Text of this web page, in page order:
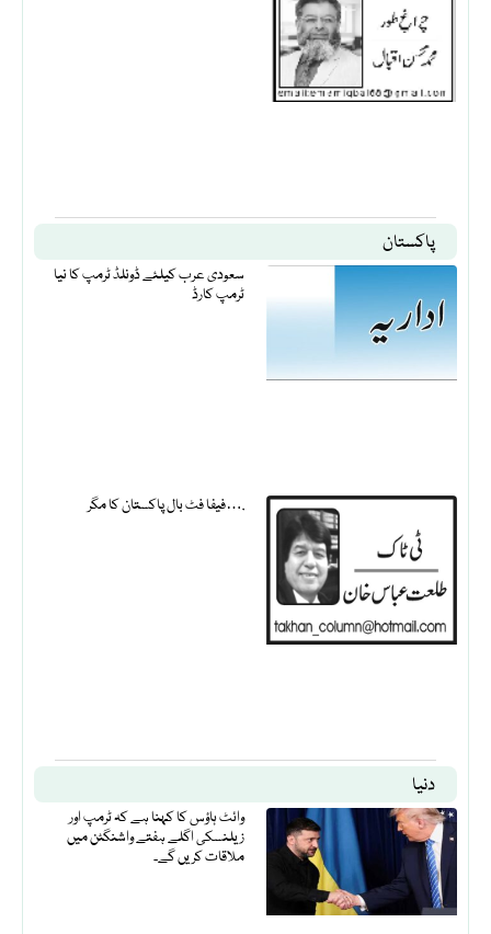
پاکستان
سعودی عرب کیلئے ڈونلڈ ٹرمپ کا نیا
ٹرمپ کارڈ
فیفا فٹ بال پاکستان کا مگر….
دنیا
وائٹ ہاؤس کا کہنا ہے کہ ٹرمپ اور
زیلنسکی اگلے ہفتے واشنگٹن میں
ملاقات کریں گے۔